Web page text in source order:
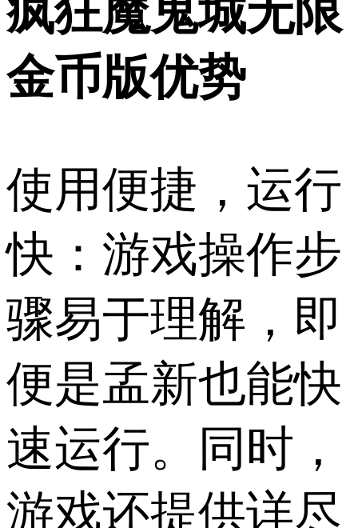
疯狂魔鬼城无限
金币版优势
使用便捷，运行
快：游戏操作步
骤易于理解，即
便是孟新也能快
速运行。同时，
游戏还提供详尽